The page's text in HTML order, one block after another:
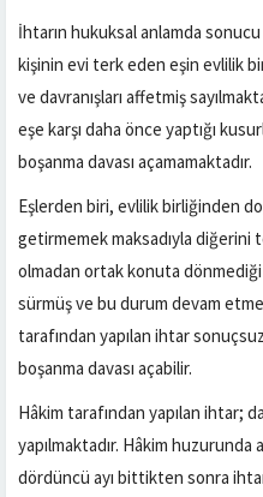
İhtarın hukuksal anlamda
kişinin evi terk eden eşin evlilik
ve davranışları affetmiş
eşe karşı daha önce yaptığı
boşanma davası açamamaktadır.
Eşlerden biri, evlilik birliğinden
getirmemek maksadıyla diğerini
olmadan ortak konuta dönmediği
sürmüş ve bu durum devam
tarafından yapılan ihtar
boşanma davası açabilir.
Hâkim tarafından yapılan ihtar;
yapılmaktadır. Hâkim huzurunda
dördüncü ayı bittikten sonra